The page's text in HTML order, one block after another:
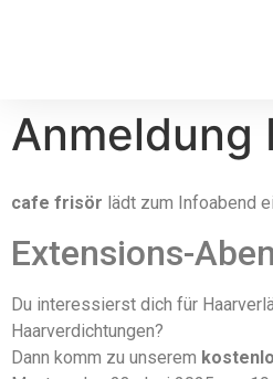
Anmeldung
cafe frisör lädt zum Infoabend
Extensions-
Du interessierst dich für
Haarverdichtungen?
Dann komm zu unserem